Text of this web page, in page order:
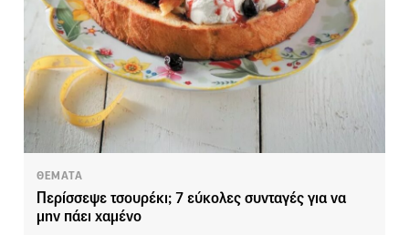
ΘΕΜΑΤΑ
Περίσσεψε τσουρέκι; 7 εύκολες συνταγές για να
μην πάει χαμένο